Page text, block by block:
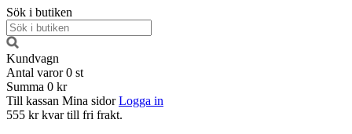
Sök i butiken
Kundvagn
Antal varor 0 st
Summa 0 kr
Till kassan Mina sidor Logga in
555 kr kvar till fri frakt.